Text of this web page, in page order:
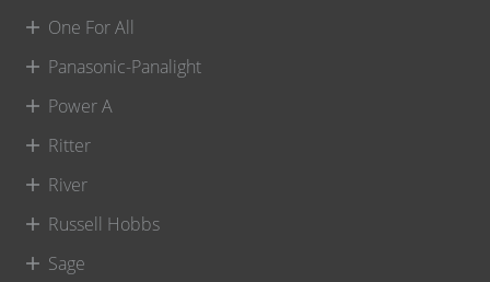
One For All
Panasonic-Panalight
Power A
Ritter
River
Russell Hobbs
Sage